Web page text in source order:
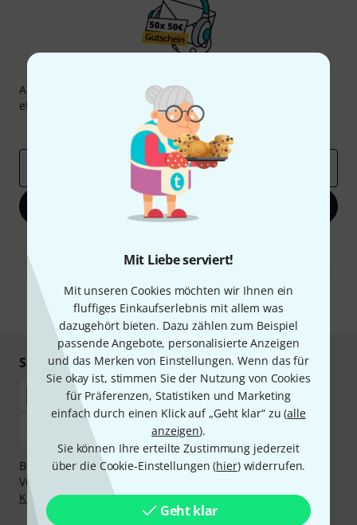
Mit Liebe serviert!
Mit unseren Cookies möchten wir Ihnen ein
fluffiges Einkaufserlebnis mit allem was
dazugehört bieten. Dazu zählen zum Beispiel
passende Angebote, personalisierte Anzeigen
und das Merken von Einstellungen. Wenn das für
Sie okay ist, stimmen Sie der Nutzung von Cookies
für Präferenzen, Statistiken und Marketing
einfach durch einen Klick auf „Geht klar“ zu (alle
anzeigen).
Sie können Ihre erteilte Zustimmung jederzeit
über die Cookie-Einstellungen (hier) widerrufen.
Geht klar
Abonniere den Thomann Newsletter und gewinne mit
etwas Glück einen von
50 Gutscheinen
Inspirierende Beiträge
Deals
Jetzt anmelden
Werbung und einer Messung des E-Mail-Nutzungsverhaltens zu. Die
Abmeldung ist jederzeit möglich. Weitere Informationen finden Sie in
* Pflichtfeld
Sicher einkaufen & bezahlen
Bezahlen Sie vertraulich und sicher per Nachnahme,
Vorkasse, PayPal, Amazon Pay,
Klarna Ratenzahlungoder Kreditkarte.